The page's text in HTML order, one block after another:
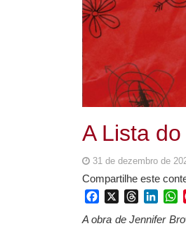
A Lista
31 de dezembro de
Compartilhe este
FacebookThreads
A obra de Jennifer